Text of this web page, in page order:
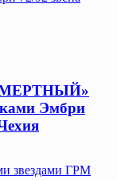
Эмбри